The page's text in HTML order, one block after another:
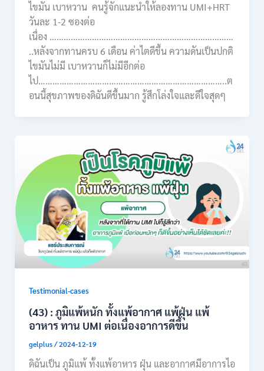
ไขมัน เบาหวาน คนรู้จักแนะนำให้ลองทาน UMI+HRT
วันละ 1-2 ซองต่อ
เนื่อง ……………………………………………………………………
..หลังจากทานครบ 6 เดือน ค่าไตดีขึ้น ความดันเป็นปกติ
ไขมันไม่มี เบาหวานก็ไม่มีอีกต่อ
ไป……………………………………………………………………..ต
อนนี้สุขภาพของดิฉันดีขึ้นมาก รู้สึกโล่งใจและดีใจสุดๆ
Testimonial-cases
(43) : ภูมิแพ้หนัก ทั้งแพ้อากาศ แพ้ฝุ่น แพ้
อาหาร ทาน UMI ต่อเนื่องอาการดีขึ้น
gelplus/2024-12-19
ดิฉันเป็น ภูมิแพ้ ทั้งแพ้อาหาร ฝุ่น และอากาศมีอาการไอ